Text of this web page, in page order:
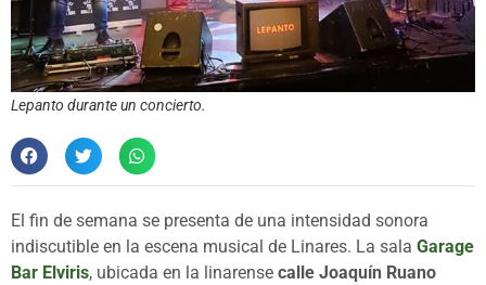
Lepanto durante un concierto.
El fin de semana se presenta de una intensidad sonora
indiscutible en la escena musical de Linares. La sala Garage
Bar Elviris, ubicada en la linarense calle Joaquín Ruano